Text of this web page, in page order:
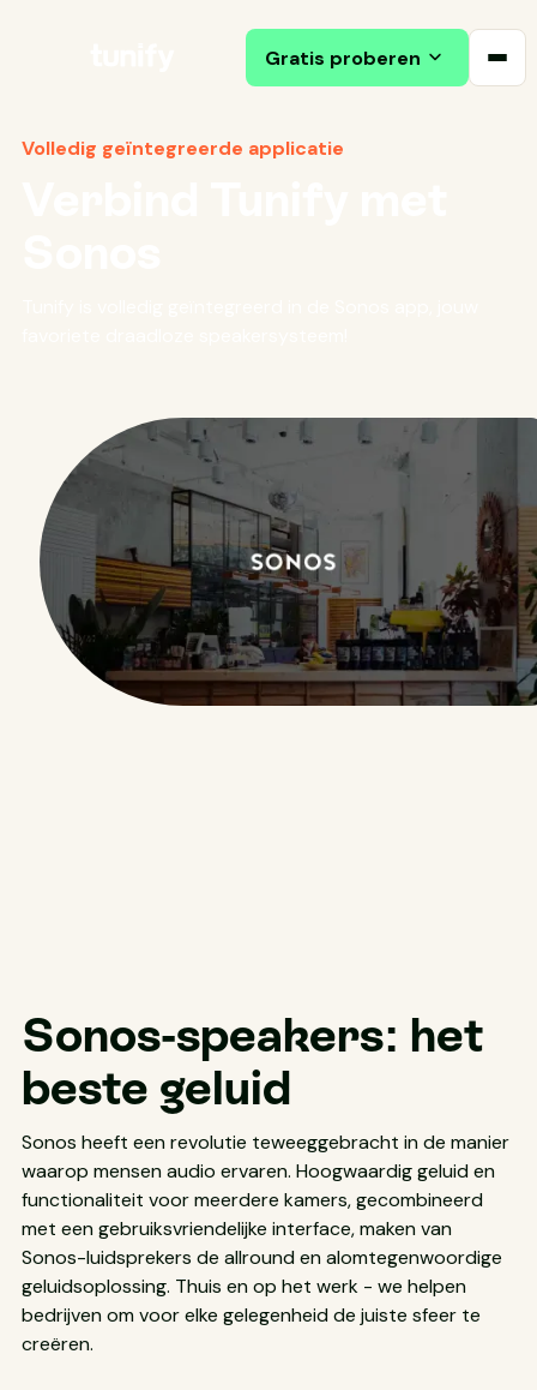
Gratis proberen
Volledig geïntegreerde applicatie
Sonos-speakers: het
beste geluid
Sonos heeft een revolutie teweeggebracht in de manier
waarop mensen audio ervaren. Hoogwaardig geluid en
functionaliteit voor meerdere kamers, gecombineerd
met een gebruiksvriendelijke interface, maken van
Sonos-luidsprekers de allround en alomtegenwoordige
geluidsoplossing. Thuis en op het werk - we helpen
bedrijven om voor elke gelegenheid de juiste sfeer te
creëren.